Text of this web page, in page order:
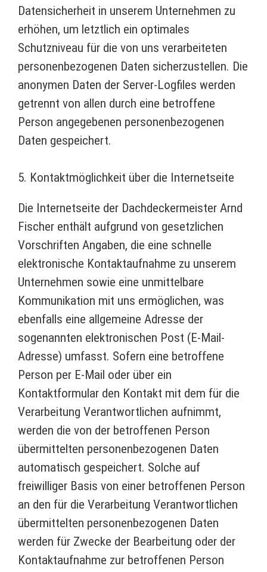
Datensicherheit in unserem Unternehmen zu
erhöhen, um letztlich ein optimales
Schutzniveau für die von uns verarbeiteten
personenbezogenen Daten sicherzustellen. Die
anonymen Daten der Server-Logfiles werden
getrennt von allen durch eine betroffene
Person angegebenen personenbezogenen
Daten gespeichert.
5. Kontaktmöglichkeit über die Internetseite
Die Internetseite der Dachdeckermeister Arnd
Fischer enthält aufgrund von gesetzlichen
Vorschriften Angaben, die eine schnelle
elektronische Kontaktaufnahme zu unserem
Unternehmen sowie eine unmittelbare
Kommunikation mit uns ermöglichen, was
ebenfalls eine allgemeine Adresse der
sogenannten elektronischen Post (E-Mail-
Adresse) umfasst. Sofern eine betroffene
Person per E-Mail oder über ein
Kontaktformular den Kontakt mit dem für die
Verarbeitung Verantwortlichen aufnimmt,
werden die von der betroffenen Person
übermittelten personenbezogenen Daten
automatisch gespeichert. Solche auf
freiwilliger Basis von einer betroffenen Person
an den für die Verarbeitung Verantwortlichen
übermittelten personenbezogenen Daten
werden für Zwecke der Bearbeitung oder der
Kontaktaufnahme zur betroffenen Person